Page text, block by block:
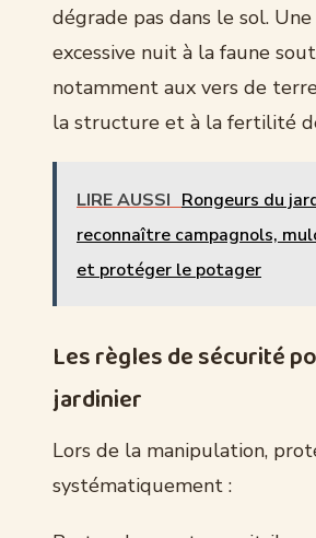
dégrade pas dans le sol.
excessive nuit à la faune
notamment aux vers de
la structure et à la fertilité
LIRE AUSSI Rongeurs du
reconnaître campagnols,
et protéger le potager
Les règles de sécurité
jardinier
Lors de la manipulation,
systématiquement :